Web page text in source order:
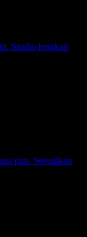
Studio lengkap
pun. Sesuaikan